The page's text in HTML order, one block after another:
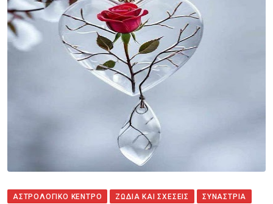
ΑΣΤΡΟΛΟΓΙΚΟ ΚΕΝΤΡΟ ΖΩΔΙΑ ΚΑΙ ΣΧΕΣΕΙΣ ΣΥΝΑΣΤΡΙΑ